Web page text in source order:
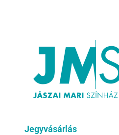
Jegyvásárlás